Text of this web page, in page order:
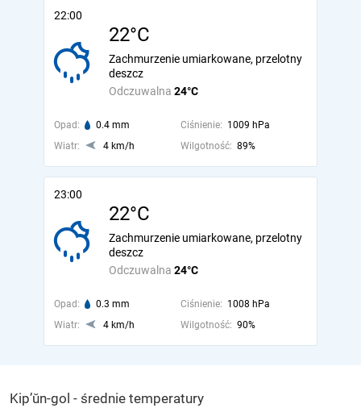
22:00
22°C
Odczuwalna 24°C
Zachmurzenie umiarkowane, przelotny
deszcz
Opad: 0.4 mm Ciśnienie: 1009 hPa
Wiatr:
4 km/h Wilgotność: 89%
23:00
22°C
Odczuwalna 24°C
Zachmurzenie umiarkowane, przelotny
deszcz
Opad: 0.3 mm Ciśnienie: 1008 hPa
Wiatr:
4 km/h Wilgotność: 90%
Kip’ŭn-gol - średnie temperatury